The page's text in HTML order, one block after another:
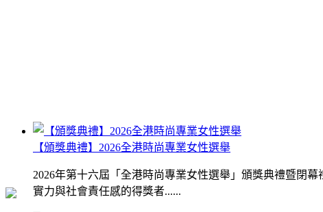
【頒獎典禮】2026全港時尚專業女性選舉
2026年第十六屆「全港時尚專業女性選舉」頒獎典禮暨閉
實力與社會責任感的得獎者......